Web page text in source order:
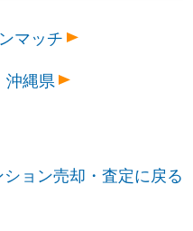
マッチ
沖縄県
ョン売却・査定に戻る